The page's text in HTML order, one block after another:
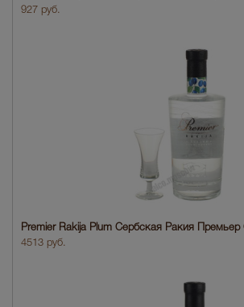
927 руб.
Premier Rakija Plum Сербская Ракия Премьер
4513 руб.